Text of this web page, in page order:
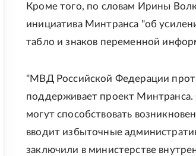
Кроме того, по словам Ирины
инициатива Минтранса "об
табло и знаков переменной
"МВД Российской Федерации
поддерживает проект
могут способствовать
вводит избыточные
заключили в министерстве